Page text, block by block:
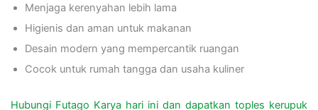
Menjaga kerenyahan lebih lama
Higienis dan aman untuk makanan
Desain modern yang mempercantik ruangan
Cocok untuk rumah tangga dan usaha kuliner
Hubungi Futago Karya hari ini dan dapatkan toples kerupuk